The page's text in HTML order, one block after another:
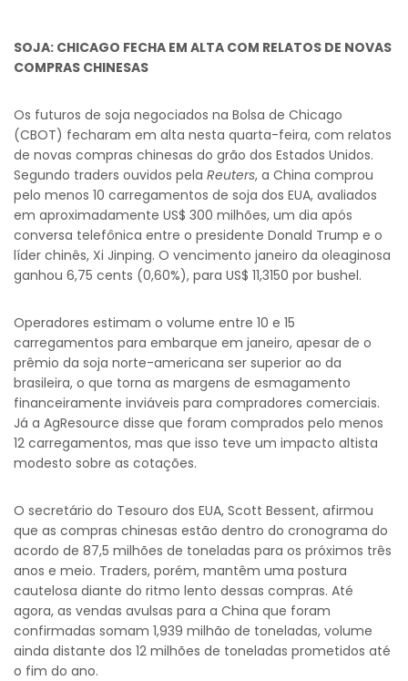
SOJA: CHICAGO FECHA EM ALTA COM RELATOS DE NOVAS
COMPRAS CHINESAS
Os futuros de soja negociados na Bolsa de Chicago
(CBOT) fecharam em alta nesta quarta-feira, com relatos
de novas compras chinesas do grão dos Estados Unidos.
Segundo traders ouvidos pela Reuters, a China comprou
pelo menos 10 carregamentos de soja dos EUA, avaliados
em aproximadamente US$ 300 milhões, um dia após
conversa telefônica entre o presidente Donald Trump e o
líder chinês, Xi Jinping. O vencimento janeiro da oleaginosa
ganhou 6,75 cents (0,60%), para US$ 11,3150 por bushel.
Operadores estimam o volume entre 10 e 15
carregamentos para embarque em janeiro, apesar de o
prêmio da soja norte-americana ser superior ao da
brasileira, o que torna as margens de esmagamento
financeiramente inviáveis para compradores comerciais.
Já a AgResource disse que foram comprados pelo menos
12 carregamentos, mas que isso teve um impacto altista
modesto sobre as cotações.
O secretário do Tesouro dos EUA, Scott Bessent, afirmou
que as compras chinesas estão dentro do cronograma do
acordo de 87,5 milhões de toneladas para os próximos três
anos e meio. Traders, porém, mantêm uma postura
cautelosa diante do ritmo lento dessas compras. Até
agora, as vendas avulsas para a China que foram
confirmadas somam 1,939 milhão de toneladas, volume
ainda distante dos 12 milhões de toneladas prometidos até
o fim do ano.